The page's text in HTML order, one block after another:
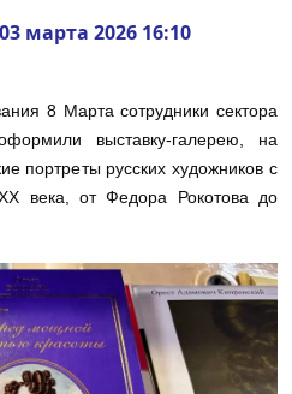
марта 2026 16:10
8 Марта сотрудники сектора
выставку-галерею, на
портреты русских художников с
века, от Федора Рокотова до